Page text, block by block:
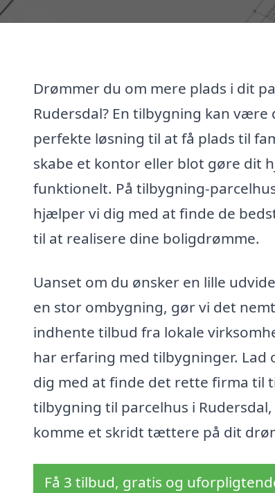
Drømmer du om mere plads i dit
Rudersdal? En tilbygning kan være
perfekte løsning til at få plads til
skabe et kontor eller blot gøre dit
funktionelt. På tilbygning-
hjælper vi dig med at finde de
til at realisere dine boligdrømme.
Uanset om du ønsker en lille
en stor ombygning, gør vi det
indhente tilbud fra lokale
har erfaring med tilbygninger. Lad
dig med at finde det rette firma til
tilbygning til parcelhus i Rudersdal,
komme et skridt tættere på dit
Få 3 tilbud, gratis og